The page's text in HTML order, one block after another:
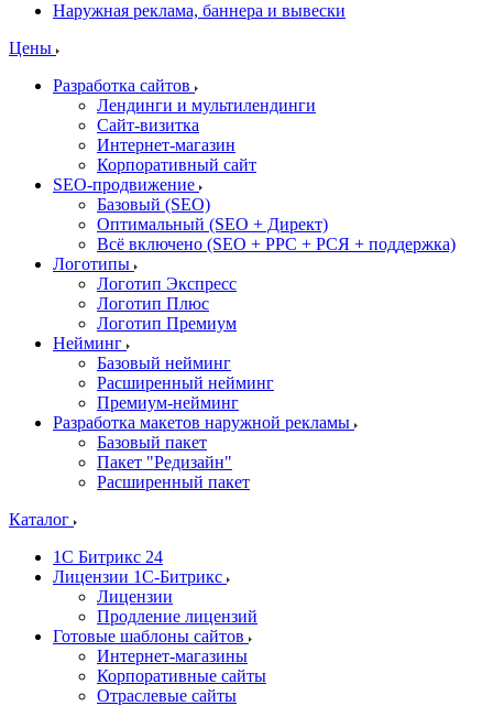
Наружная реклама, баннера и вывески
Цены
Разработка сайтов
Лендинги и мультилендинги
Сайт-визитка
Интернет-магазин
Корпоративный сайт
SEO-продвижение
Базовый (SEO)
Оптимальный (SEO + Директ)
Всё включено (SEO + PPC + РСЯ + поддержка)
Логотипы
Логотип Экспресс
Логотип Плюс
Логотип Премиум
Нейминг
Базовый нейминг
Расширенный нейминг
Премиум-нейминг
Разработка макетов наружной рекламы
Базовый пакет
Пакет "Редизайн"
Расширенный пакет
Каталог
1С Битрикс 24
Лицензии 1С-Битрикс
Лицензии
Продление лицензий
Готовые шаблоны сайтов
Интернет-магазины
Корпоративные сайты
Отраслевые сайты